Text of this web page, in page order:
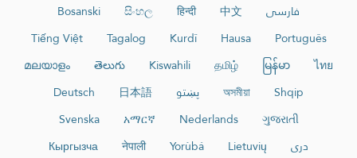
Bosanski
සිංහල हिन्दी 中文
فارسی
Tiếng Việt
Tagalog Kurdî Hausa
Português
മലയാളം
తెలుగు Kiswahili தமிழ் မြန်မာ
ไทย
Deutsch
日本語 پښتو অসমীয়া
Shqip
Svenska
አማርኛ Nederlands
ગુજરાતી
Кыргызча
नेपाली Yorùbá Lietuvių
دری